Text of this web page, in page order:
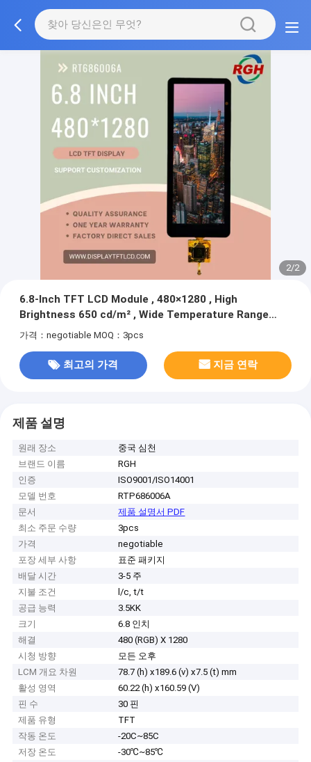
2/2
6.8-Inch TFT LCD Module , 480×1280 , High
Brightness 650 cd/m² , Wide Temperature Range
-20~85 °C
가격：negotiable MOQ：3pcs
최고의 가격 지금 연락
제품 설명
원래 장소
중국 심천
브랜드 이름
RGH
인증
ISO9001/ISO14001
모델 번호
RTP686006A
문서
제품 설명서 PDF
최소 주문 수량
3pcs
가격
negotiable
포장 세부 사항
표준 패키지
배달 시간
3-5 주
지불 조건
l/c, t/t
공급 능력
3.5KK
크기
6.8 인치
해결
480 (RGB) X 1280
시청 방향
모든 오후
LCM 개요 차원
78.7 (h) x189.6 (v) x7.5 (t) mm
활성 영역
60.22 (h) x160.59 (V)
핀 수
30 핀
제품 유형
TFT
작동 온도
-20C~85C
저장 온도
-30℃~85℃